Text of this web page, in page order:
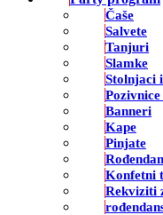
Čaše
Salvete
Tanjuri
Slamke
Stolnjaci
Banneri
Kape
Pinjate
Konfetni
Rekviziti